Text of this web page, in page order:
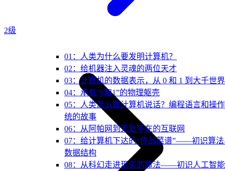
01：人类为什么要发明计算机？
02：给机器注入灵魂的两位天才
03：计算机的数据表示，从 0 和 1 到大千世界
04：承载“0和1”的物理躯壳
05：人类怎么跟计算机说话？编程语言和操
统的故事
06：从阿帕网到无处不在的互联网
07：给计算机下达的“作战菜谱”——初识算
数据结构
08：从科幻走进现实的魔法——初识人工智能
2级